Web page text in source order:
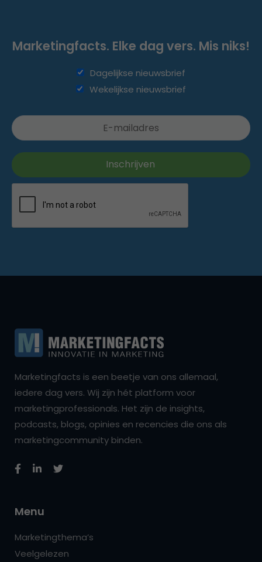
Marketingfacts. Elke dag vers. Mis niks!
Dagelijkse nieuwsbrief
Wekelijkse nieuwsbrief
Marketingfacts is een beetje van ons allemaal,
iedere dag vers. Wij zijn hét platform voor
marketingprofessionals. Het zijn de insights,
podcasts, blogs, opinies en recencies die ons als
marketingcommunity binden.
Menu
Marketingthema’s
Veelgelezen